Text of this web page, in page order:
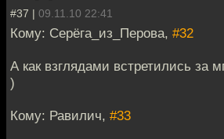
#37 | 09.11.10 22:41
Кому: Серёга_из_Перова, #32
А как взглядами встретились за
)
Кому: Равилич, #33